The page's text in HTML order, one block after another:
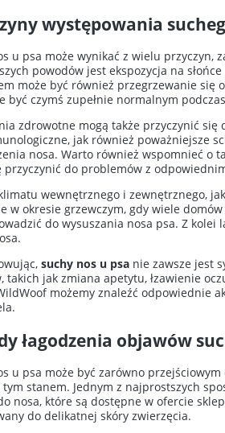
występowania
u psa może wynikać z wielu przyczyn,
powodów jest ekspozycja na
może być również przegrzewanie się
być czymś zupełnie normalnym
zdrowotne mogą także przyczynić
jak również poważniejsze
nosa. Warto również wspomnieć o
przyczynić do problemów z
wewnętrznego i zewnętrznego,
w okresie grzewczym, gdy wiele
do wysuszania nosa psa. Z
suchy nos u psa nie zawsze jest
takich jak zmiana apetytu, łzawienie
możemy znaleźć odpowiednie
łagodzenia objawów
u psa może być zarówno
tym stanem. Jednym z najprostszych
nosa, które są dostępne w ofercie
do delikatnej skóry zwierzęcia.